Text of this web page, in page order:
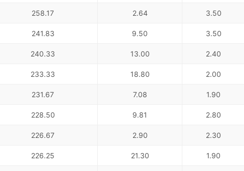
258.17 2.64 3.50
241.83 9.50 3.50
240.33 13.00 2.40
233.33 18.80 2.00
231.67 7.08 1.90
228.50 9.81 2.80
226.67 2.90 2.30
226.25 21.30 1.90